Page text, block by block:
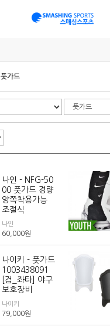
풋가드
나인 - NFG-50
00 풋가드 경량
양쪽착용가능
조절식
나인
60,000원
나이키 - 풋가드
1003438091
[검_좌타] 야구
보호장비
나이키
79,000원